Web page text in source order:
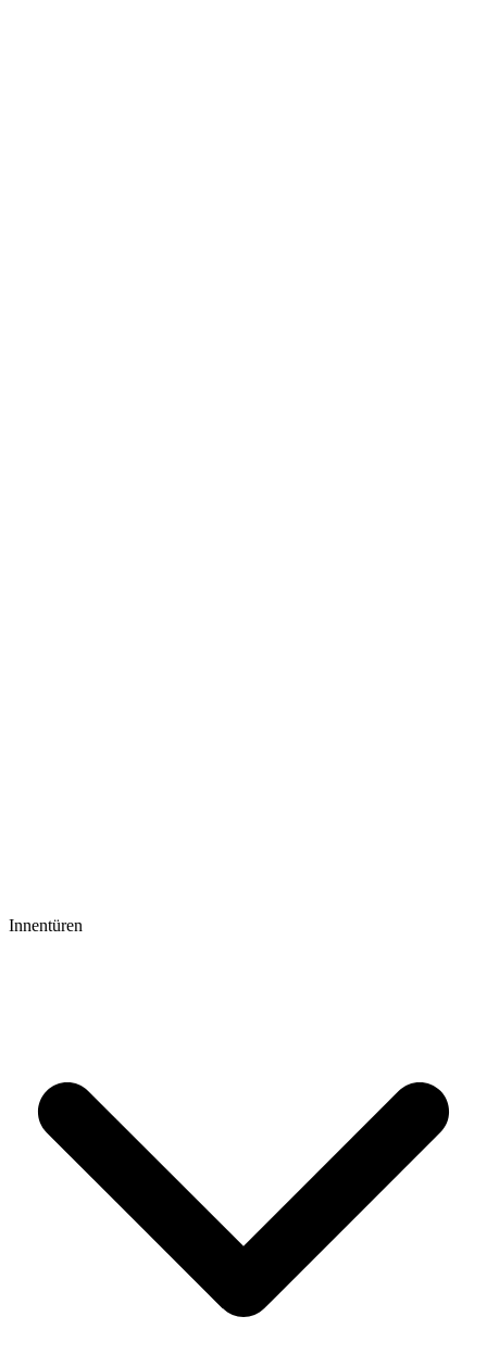
Innentüren